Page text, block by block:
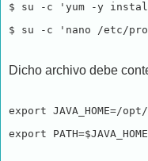
$ su -c 'yum -y
Dicho archivo debe
export JAVA_HOME=/
export